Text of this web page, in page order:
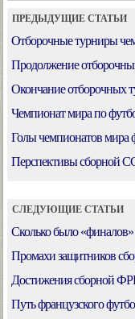
ПРЕДЫДУЩИЕ СТАТЬИ
Отборочные турниры
Продолжение
Окончание отборочных
Чемпионат мира по
Голы чемпионатов мира
Перспективы сборной
СЛЕДУЮЩИЕ СТАТЬИ
Сколько было «финалов»
Промахи защитников
Достижения сборной
Путь французского